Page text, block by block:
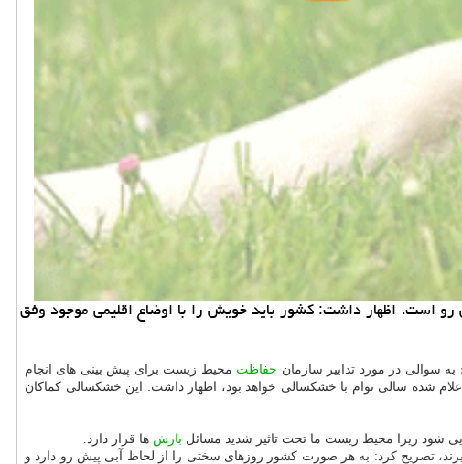
است، اظهار داشت: كشور باید خویش را با اوضاع اقلیمی موجود وفق
سوالی در مورد تدابیر سازمان حفاظت محیط زیست برای پیش بینی های انجام
شده سالی توام با خشكسالی خواهد بود، اظهار داشت: این خشكسالی كماكان
شود زیرا محیط زیست ما تحت تاثیر شدید مسائل بارش ها قرار دارد.
تصریح كرد: به هر صورت كشور روزهای سختی را از لحاظ آبی پیش رو دارد و